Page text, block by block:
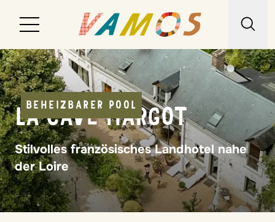
Reiseziele
Reiseart
Über uns
Wunschliste
Kontakt
BEHEIZBARER POOL
LA CAVE MARGOT
Stilvolles französisches Landhotel nahe
der Loire